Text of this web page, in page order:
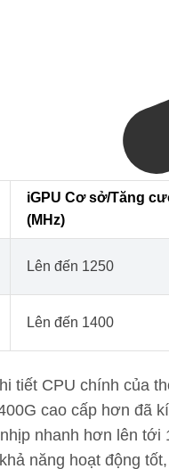
iGPU Cơ sở/Tăng
(MHz)
Lên đến 1250
Lên đến 1400
CPU chính của
cao cấp hơn đã
nhanh hơn lên
năng hoạt động